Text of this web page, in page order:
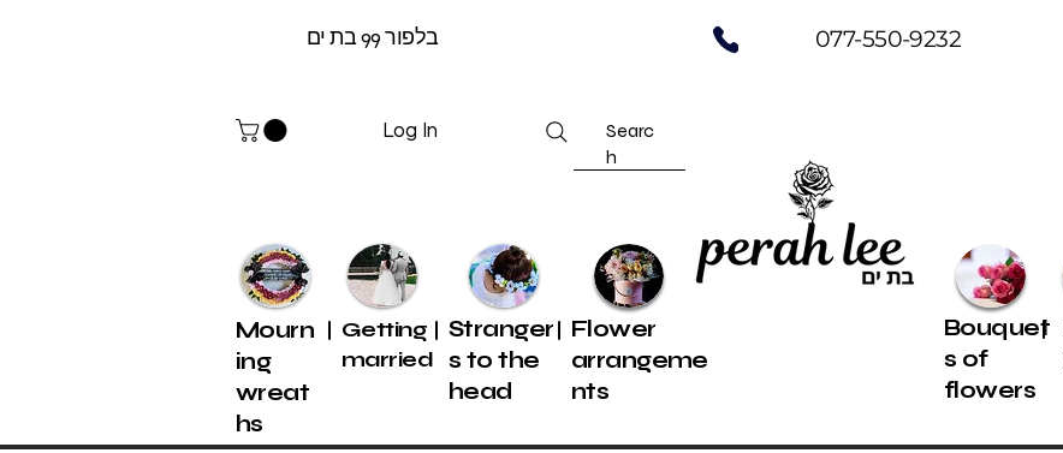
077-550-9232 בלפור 99 בת ים
Log In
Searc
h
Mourn
ing
wreat
hs
Getting
married
Stranger
s to the
head
Flower
arrangeme
nts
Bouquet
s of
flowers